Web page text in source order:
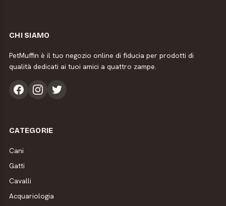
CHI SIAMO
PetMuffin è il tuo negozio online di fiducia per prodotti di
qualità dedicati ai tuoi amici a quattro zampe.
CATEGORIE
Cani
Gatti
Cavalli
Acquariologia